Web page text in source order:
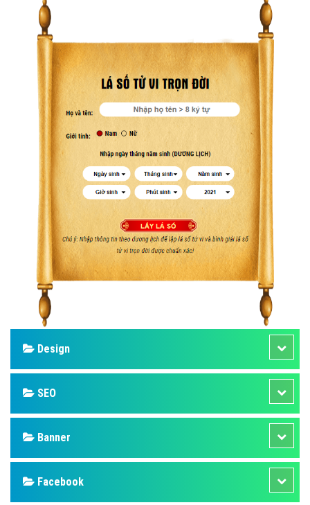
Design
SEO
Banner
Facebook